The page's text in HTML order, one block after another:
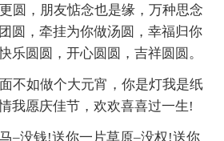
圆，朋友惦念也是缘，万种思念
圆，牵挂为你做汤圆，幸福归你
乐圆圆，开心圆圆，吉祥圆圆。
不如做个大元宵，你是灯我是纸
我愿庆佳节，欢欢喜喜过一生!
–没钱!送你一片草原–没权!送你